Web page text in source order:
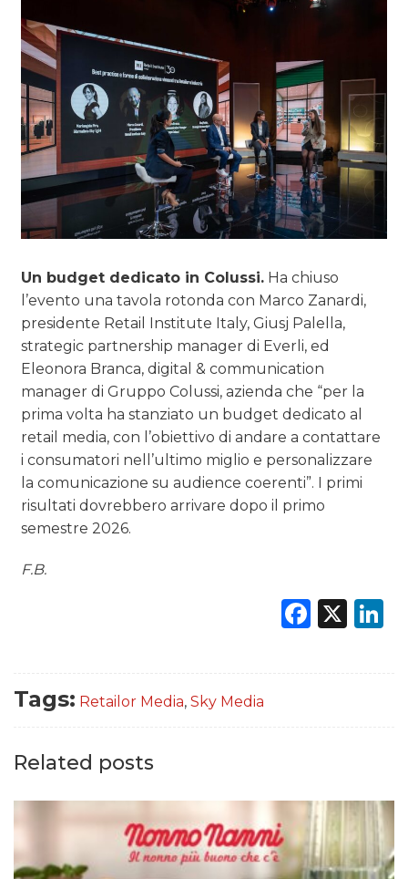
Un budget dedicato in Colussi. Ha chiuso
l’evento una tavola rotonda con Marco Zanardi,
presidente Retail Institute Italy, Giusj Palella,
strategic partnership manager di Everli, ed
Eleonora Branca, digital & communication
manager di Gruppo Colussi, azienda che “per la
prima volta ha stanziato un budget dedicato al
retail media, con l’obiettivo di andare a contattare
i consumatori nell’ultimo miglio e personalizzare
la comunicazione su audience coerenti”. I primi
risultati dovrebbero arrivare dopo il primo
semestre 2026.
F.B.
X
Tags: Retailor Media, Sky Media
Related posts